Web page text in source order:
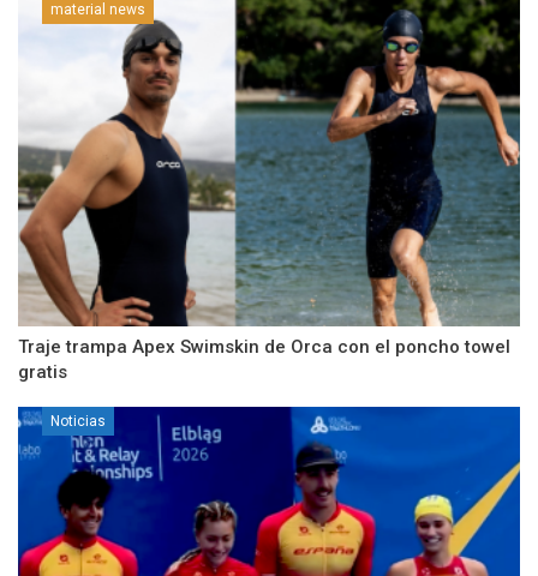
material news
Traje trampa Apex Swimskin de Orca con el poncho towel
gratis
Noticias